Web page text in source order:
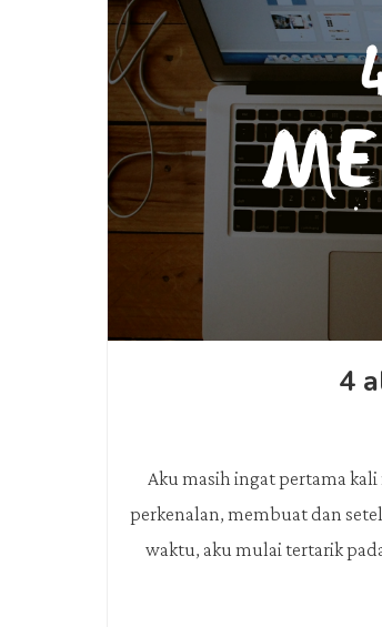
4
Aku masih ingat pertama
perkenalan, membuat dan
waktu, aku mulai tertarik